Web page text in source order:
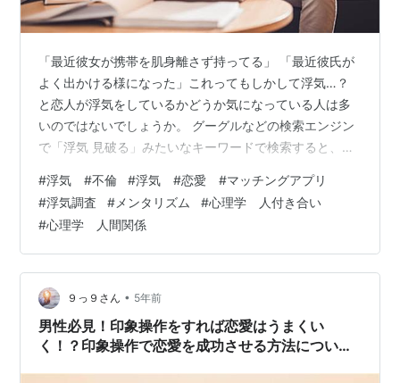
「最近彼女が携帯を肌身離さず持ってる」 「最近彼氏が
よく出かける様になった」これってもしかして浮気…？
と恋人が浮気をしているかどうか気になっている人は多
いのではないでしょうか。 グーグルなどの検索エンジン
で「浮気 見破る」みたいなキーワードで検索すると、
い」とか「残業や出張が増えたら浮気の可能性が高い」
など様々な情報が出回っていますが、それらの情報で浮
気をしているか否かを判断するのは良くないです。 なぜ
なら、「携帯をよく気にするようになった」のは、単に
仕事でメールをすることが増えただけかもしれないし、
「残業や出張が増えた」のは会社が忙しくなった…
#浮気 #不倫 #浮気 #恋愛 #マッチングアプリ
#浮気調査 # メンタリズム #心理学 人付き合い
#心理学 人間関係
９っ９さん • 5年前
男性必見！印象操作をすれば恋愛はうまくい
く！？印象操作で恋愛を成功させる方法について